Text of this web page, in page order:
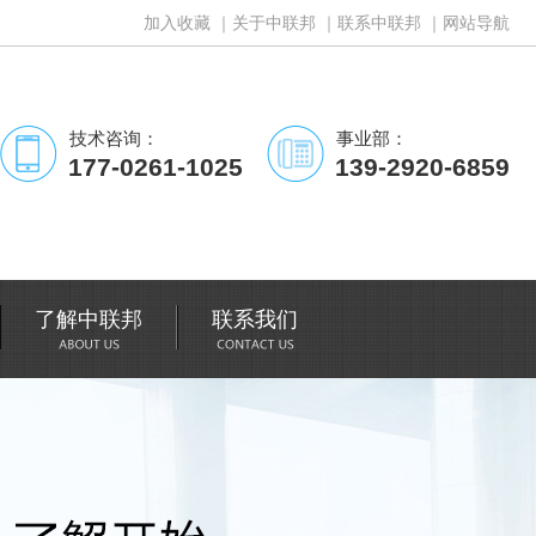
加入收藏 关于中联邦 联系中联邦 网站导航
技术咨询：
177-0261-1025
事业部：
139-2920-6859
了解中联邦 联系我们